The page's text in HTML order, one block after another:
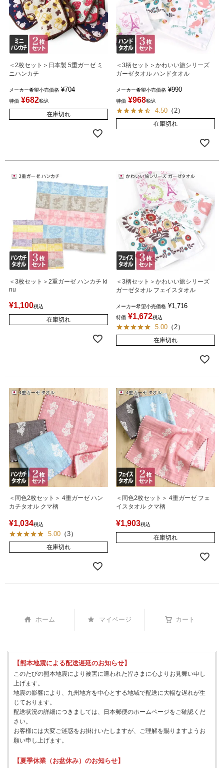
＜2枚セット＞日本製 5重ガーゼ ミ
ニハンカチ
メーカー希望小売価格 ¥704
特価 ¥682税込
在庫切れ
＜3柄セット＞かわいい旅シリーズ
ガーゼタオル ハンドタオル
メーカー希望小売価格 ¥990
特価 ¥968税込
4.50 （2）
在庫切れ
＜3枚セット＞2重ガーゼ ハンカチ ki
nu
¥1,100税込
在庫切れ
＜3柄セット＞かわいい旅シリーズ
ガーゼタオル フェイスタオル
メーカー希望小売価格 ¥1,716
特価 ¥1,672税込
5.00 （2）
在庫切れ
＜同色2枚セット＞ 4重ガーゼ ハン
カチタオル クマ柄
¥1,034税込
5.00 （3）
在庫切れ
＜同色2枚セット＞ 4重ガーゼ フェ
イスタオル クマ柄
¥1,903税込
在庫切れ
ホーム マイページ カート
【熊本地震による配送遅延のお知らせ】
このたびの熊本地震により被害に遭われた皆さまに心よりお見舞い申し
上げます。
地震の影響により、九州地方を中心とする地域で配送に大幅な遅れが生
じております。
配送状況の詳細につきましては、日本郵便のホームページをご確認くだ
さい。
お客様には大変ご迷惑をお掛けいたしますが、ご理解を賜りますようお
願い申し上げます。
【夏季休業（お盆休み）のお知らせ】